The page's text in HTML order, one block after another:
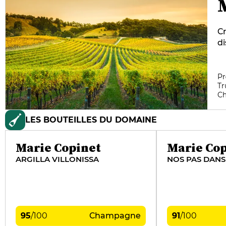
LES BOUTEILLES DU DOMAINE
Marie Copinet
ARGILLA VILLONISSA
95/100 Champagne
Marie
NOS PAS
91/100